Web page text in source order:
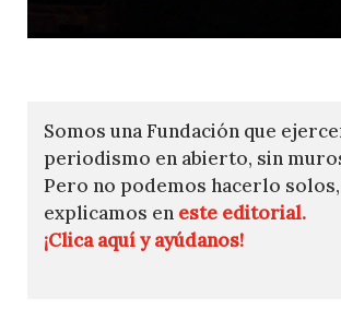
Somos una Fundación que
periodismo en abierto, sin
Pero no podemos hacerlo
explicamos en este editorial.
¡Clica aquí y ayúdanos!